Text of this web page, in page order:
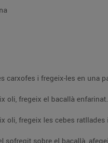
les patates trossejades, els pèsols i les carxofes. Fes-ho coure a foc molt suau 30 min. Incorpora-